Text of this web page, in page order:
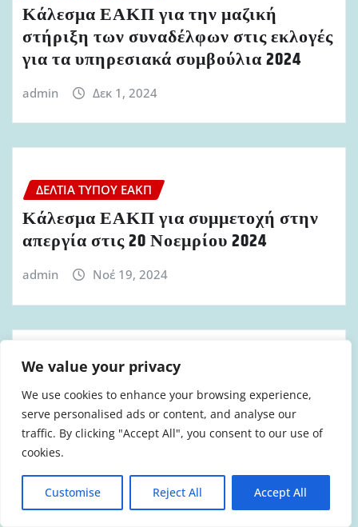
We value your privacy
We use cookies to enhance your browsing experience,
serve personalised ads or content, and analyse our
traffic. By clicking "Accept All", you consent to our use of
cookies.
Customise Reject All Accept All
Κάλεσμα ΕΑΚΠ για την μαζική
στήριξη των συναδέλφων στις εκλογές
για τα υπηρεσιακά συμβούλια 2024
admin Δεκ 1, 2024
ΔΕΛΤΊΑ ΤΎΠΟΥ ΕΑΚΠ
Κάλεσμα ΕΑΚΠ για συμμετοχή στην
απεργία στις 20 Νοεμρίου 2024
admin Νοέ 19, 2024
ΔΕΛΤΊΑ ΤΎΠΟΥ ΕΑΚΠ
Ανακοίνωση Δελτίο Τύπου για τον
θάνατο συναδέλφου και τους
τραυματισμούς άλλων πυροσβεστών
admin Νοέ 5, 2024